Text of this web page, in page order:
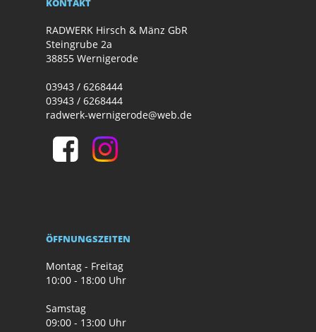
KONTAKT
RADWERK Hirsch & Mänz GbR
Steingrube 2a
38855 Wernigerode
03943 / 6268444
03943 / 6268444
radwerk-wernigerode@web.de
ÖFFNUNGSZEITEN
Montag - Freitag
10:00 - 18:00 Uhr
Samstag
09:00 - 13:00 Uhr